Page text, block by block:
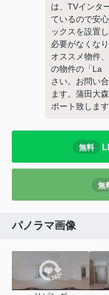
は、TVインタ
ているので安
ックスを設置
必要がなくな
オススメ物件
の物件の「La
さい。お問い
ます。蒲田大
ポート致します
無料
無
パノラマ画像